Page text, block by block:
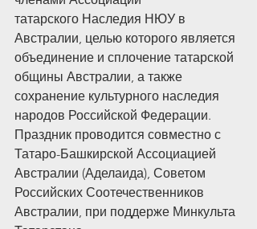
татарского Наследия НЮУ в
Австралии, целью которого является
объединение и сплочение татарской
общины Австралии, а также
сохранение культурного наследия
народов Российской Федерации.
Праздник проводится совместно с
Татаро-Башкирской Ассоциацией
Австралии (Аделаида), Советом
Российских Соотечественников
Австралии, при поддерже Минкульта